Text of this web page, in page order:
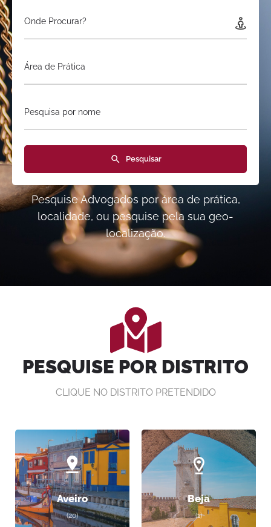
Onde Procurar?
Área de Prática
Pesquisa por nome
Pesquisar
Pesquise Advogados por área de prática,
localidade, ou pesquise pela sua geo-
localização.
PESQUISE POR DISTRITO
CLIQUE NO DISTRITO PRETENDIDO
Aveiro
(20)
Beja
(1)